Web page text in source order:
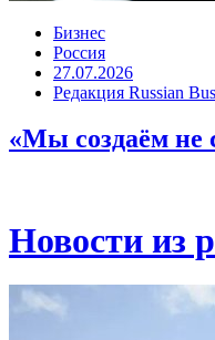
Бизнес
Россия
27.07.2026
Редакция Russian
«Мы создаём не
Новости из